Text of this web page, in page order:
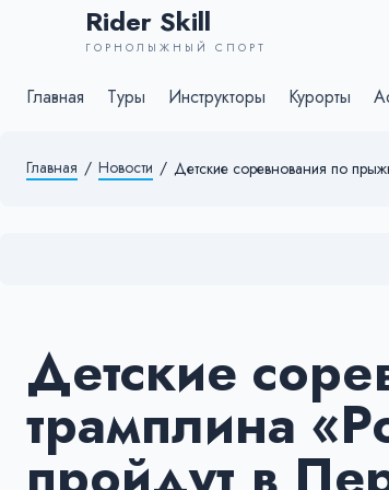
Rider Skill
ГОРНОЛЫЖНЫЙ СПОРТ
Главная Туры Инструкторы Курорты
Главная / Новости / Детские соревнования по
Детские
трамплина